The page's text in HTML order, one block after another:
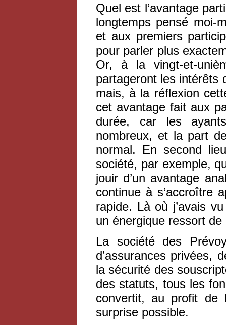
Quel est l’avantage
longtemps pensé moi-
et aux premiers
pour parler plus
Or, à la vingt-et-
partageront les intérêts
mais, à la réflexion
cet avantage fait aux
durée, car les
nombreux, et la part
normal. En second
société, par exemple,
jouir d’un avantage
continue à s’accroître
rapide. Là où j’avais
un énergique ressort de
La société des
d’assurances privées,
la sécurité des
des statuts, tous les
convertit, au profit de
surprise possible.